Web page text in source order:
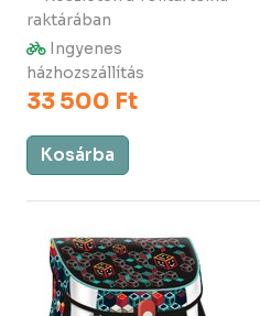
raktárában
Ingyenes
házhozszállítás
33 500 Ft
Kosárba